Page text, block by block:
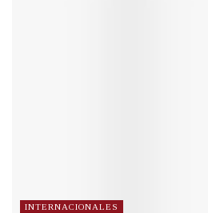
INTERNACIONALES